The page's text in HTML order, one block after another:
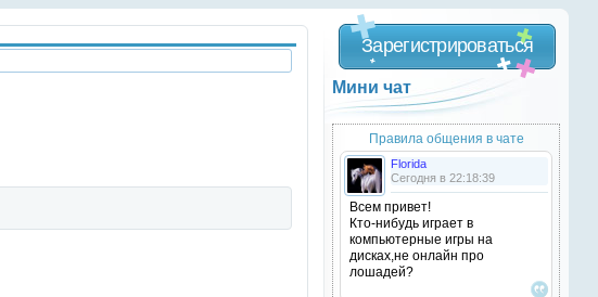
Зарегистрироваться
Мини чат
Правила общения в чате
Florida
Сегодня в 22:18:39
Всем привет!
Кто-нибудь играет в
компьютерные игры на
дисках,не онлайн про
лошадей?